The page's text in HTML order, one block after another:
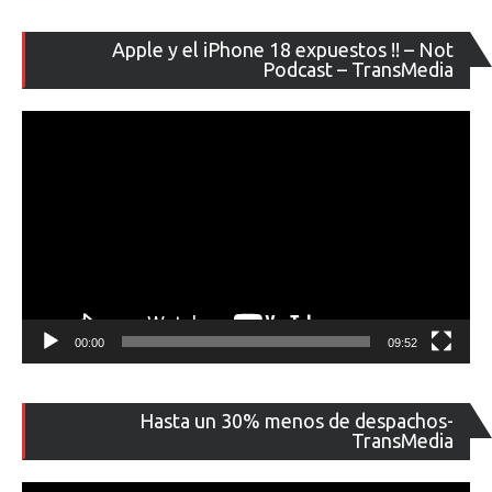
Apple y el iPhone 18 expuestos !! – Not
Podcast – TransMedia
de
00:00 09:52
Hasta un 30% menos de despachos-
TransMedia
de